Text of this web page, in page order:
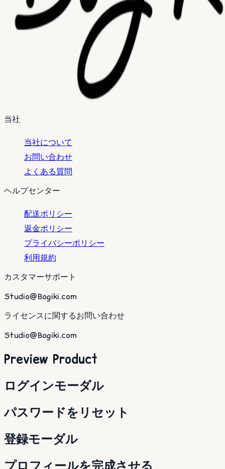
当社
当社について
お問い合わせ
よくある質問
ヘルプセンター
配送ポリシー
返金ポリシー
プライバシーポリシー
利用規約
カスタマーサポート
Studio@Bogiki.com
ライセンスに関するお問い合わせ
Studio@Bogiki.com
Preview Product
ログインモーダル
パスワードをリセット
登録モーダル
プロフィールを完成させる